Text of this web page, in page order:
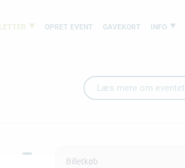
OPRET EVENT GAVEKORT INFO
Læs mere om eventet
Billetkøb